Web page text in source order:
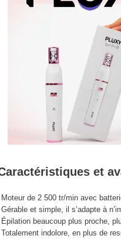
et
Moteur de 2 500 tr/min avec
Gérable et simple, il s’adapte à
Épilation beaucoup plus proche,
Totalement indolore, en plus de